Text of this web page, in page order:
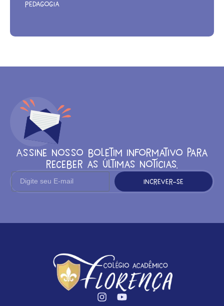
Pedagogia
Assine nosso boletim informativo para
receber as últimas notícias.
Increver-se